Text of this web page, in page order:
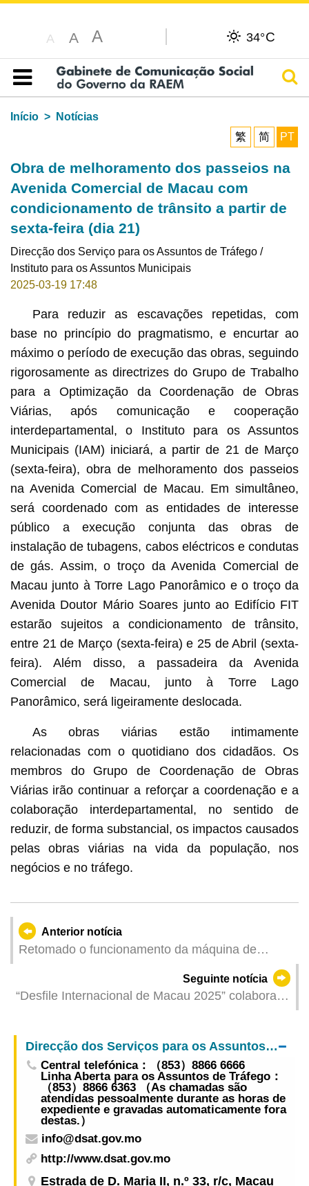
A A A 34°C
Índice
Início
Notícias
繁
简 PT
Obra de melhoramento dos passeios na
Avenida Comercial de Macau com
condicionamento de trânsito a partir de
sexta-feira (dia 21)
Direcção dos Serviço para os Assuntos de Tráfego /
Instituto para os Assuntos Municipais
2025-03-19 17:48
Para reduzir as escavações repetidas, com
base no princípio do pragmatismo, e encurtar ao
máximo o período de execução das obras, seguindo
rigorosamente as directrizes do Grupo de Trabalho
para a Optimização da Coordenação de Obras
Viárias, após comunicação e cooperação
interdepartamental, o Instituto para os Assuntos
Municipais (IAM) iniciará, a partir de 21 de Março
(sexta-feira), obra de melhoramento dos passeios
na Avenida Comercial de Macau. Em simultâneo,
será coordenado com as entidades de interesse
público a execução conjunta das obras de
instalação de tubagens, cabos eléctricos e condutas
de gás. Assim, o troço da Avenida Comercial de
Macau junto à Torre Lago Panorâmico e o troço da
Avenida Doutor Mário Soares junto ao Edifício FIT
estarão sujeitos a condicionamento de trânsito,
entre 21 de Março (sexta-feira) e 25 de Abril (sexta-
feira). Além disso, a passadeira da Avenida
Comercial de Macau, junto à Torre Lago
Panorâmico, será ligeiramente deslocada.
As obras viárias estão intimamente
relacionadas com o quotidiano dos cidadãos. Os
membros do Grupo de Coordenação de Obras
Viárias irão continuar a reforçar a coordenação e a
colaboração interdepartamental, no sentido de
reduzir, de forma substancial, os impactos causados
pelas obras viárias na vida da população, nos
negócios e no tráfego.
Anterior notícia
Retomado o funcionamento da máquina de
Seguinte notícia
“Desfile Internacional de Macau 2025” colabora
integrado em conjunto o Desfile de Grupos
Artísticos nos bairros comunitários
Direcção dos Serviços para os Assuntos de Tráfego
Central telefónica：（853）8866 6666
Linha Aberta para os Assuntos de Tráfego：
（853）8866 6363 （As chamadas são
atendidas pessoalmente durante as horas de
expediente e gravadas automaticamente fora
destas.）
info@dsat.gov.mo
http://www.dsat.gov.mo
Estrada de D. Maria II, n.º 33, r/c, Macau